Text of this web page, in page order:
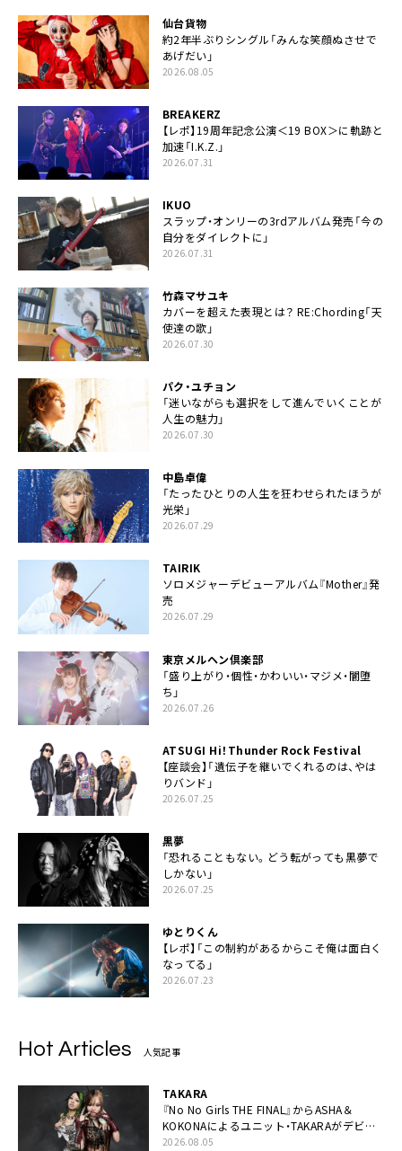
仙台貨物
約2年半ぶりシングル「みんな笑顔ぬさせで
あげだい」
2026.08.05
BREAKERZ
【レポ】19周年記念公演＜19 BOX＞に軌跡と
加速「I.K.Z.」
2026.07.31
IKUO
スラップ・オンリーの3rdアルバム発売「今の
自分をダイレクトに」
2026.07.31
竹森マサユキ
カバーを超えた表現とは？ RE:Chording「天
使達の歌」
2026.07.30
パク・ユチョン
「迷いながらも選択をして進んでいくことが
人生の魅力」
2026.07.30
中島卓偉
「たったひとりの人生を狂わせられたほうが
光栄」
2026.07.29
TAIRIK
ソロメジャーデビューアルバム『Mother』発
売
2026.07.29
東京メルヘン倶楽部
「盛り上がり・個性・かわいい・マジメ・闇堕
ち」
2026.07.26
ATSUGI Hi！Thunder Rock Festival
【座談会】「遺伝子を継いでくれるのは、やは
りバンド」
2026.07.25
黒夢
「恐れることもない。どう転がっても黒夢で
しかない」
2026.07.25
ゆとりくん
【レポ】「この制約があるからこそ俺は面白く
なってる」
2026.07.23
Hot Articles 人気記事
TAKARA
『No No Girls THE FINAL』からASHA＆
KOKONAによるユニット・TAKARAがデビュ
ー
2026.08.05